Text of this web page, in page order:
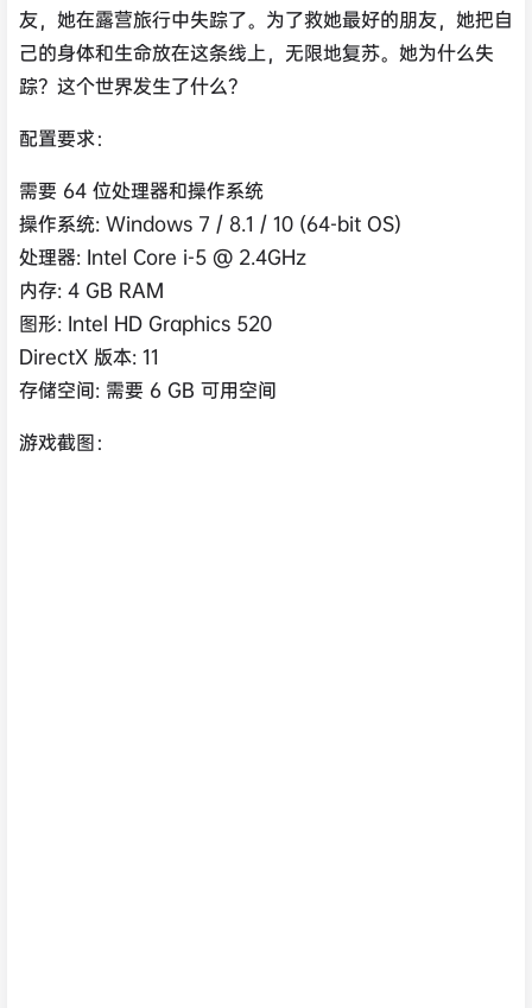
友，她在露营旅行中失踪了。为了救她最好的朋友，她把自
己的身体和生命放在这条线上，无限地复苏。她为什么失
踪？这个世界发生了什么？
配置要求：
需要 64 位处理器和操作系统
操作系统: Windows 7 / 8.1 / 10 (64-bit OS)
处理器: Intel Core i-5 @ 2.4GHz
内存: 4 GB RAM
图形: Intel HD Graphics 520
DirectX 版本: 11
存储空间: 需要 6 GB 可用空间
游戏截图：